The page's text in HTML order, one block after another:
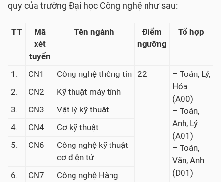
quy của trường Đại học Công nghệ như sau:
TT
Mã
xét
tuyển
Tên ngành
Điểm
ngưỡng
Tổ hợp
1. CN1 Công nghệ thông tin 22
– Toán, Lý,
Hóa
(A00)
– Toán,
Anh, Lý
(A01)
– Toán,
Văn, Anh
(D01)
2. CN2
Kỹ thuật máy tính
3.
CN3
Vật lý kỹ thuật
4.
CN4
Cơ kỹ thuật
5.
CN6
Công nghệ kỹ thuật
cơ điện tử
6.
CN7
Công nghệ Hàng